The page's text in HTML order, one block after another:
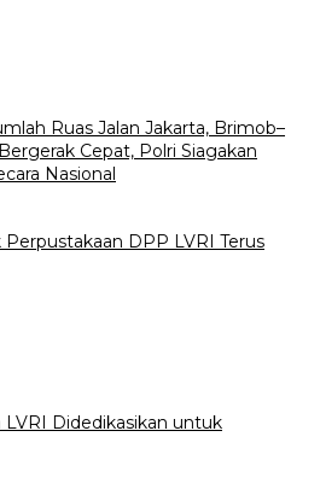
Ruas Jalan Jakarta, Brimob–
Cepat, Polri Siagakan
Nasional
DPP LVRI Terus
LVRI Didedikasikan untuk